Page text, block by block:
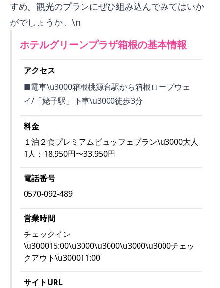
すめ。観光のプランにぜひ組み込んでみてはいか
がでしょうか。\n
ホテルグリーンプラザ箱根の基本情報
アクセス
■電車\u3000箱根桃源台駅から箱根ロープウェ
イ/「姥子駅」下車\u3000徒歩3分
料金
１泊２食プレミアムビュッフェプラン\u3000大人
1人：18,950円〜33,950円
電話番号
0570-092-489
営業時間
チェックイン
\u300015:00\u3000\u3000\u3000\u3000チェッ
クアウト\u300011:00
サイトURL